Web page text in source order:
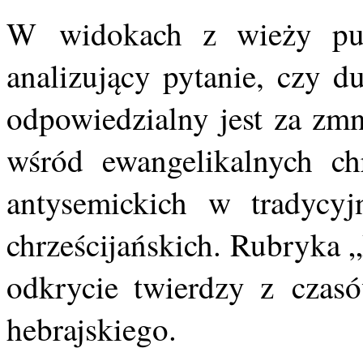
W widokach z wieży
analizujący pytanie, czy
odpowiedzialny jest za
wśród ewangelikalnych
antysemickich w
chrześcijańskich. Rubryka
odkrycie twierdzy z
hebrajskiego.